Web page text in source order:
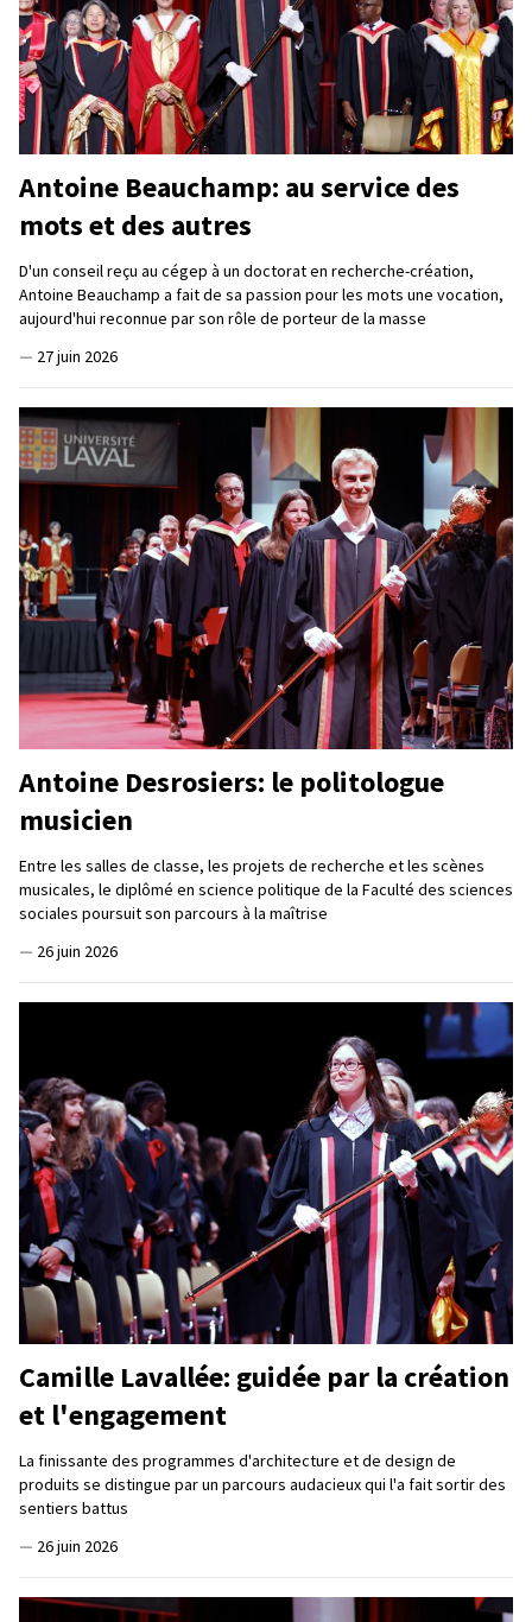
Antoine Beauchamp: au service des
mots et des autres
D'un conseil reçu au cégep à un doctorat en recherche-création,
Antoine Beauchamp a fait de sa passion pour les mots une vocation,
aujourd'hui reconnue par son rôle de porteur de la masse
— 27 juin 2026
Antoine Desrosiers: le politologue
musicien
Entre les salles de classe, les projets de recherche et les scènes
musicales, le diplômé en science politique de la Faculté des sciences
sociales poursuit son parcours à la maîtrise
— 26 juin 2026
Camille Lavallée: guidée par la création
et l'engagement
La finissante des programmes d'architecture et de design de
produits se distingue par un parcours audacieux qui l'a fait sortir des
sentiers battus
— 26 juin 2026